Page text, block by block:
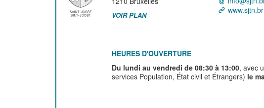
VOIR PLAN
HEURES D'OUVERTURE
Du lundi au vendredi de 08:30 à 13:00, avec
services Population, État civil et Étrangers) le